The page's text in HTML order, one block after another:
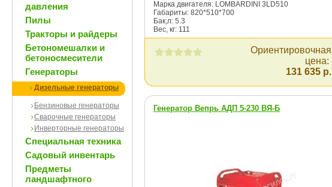
давления
Пилы
Тракторы и райдеры
Бетономешалки и
бетоносмесители
Генераторы
Дизельные генераторы
Бензиновые генераторы
Сварочные генераторы
Инверторные генераторы
Специальная техника
Садовый инвентарь
Предметы
ландшафтного
Марка двигателя: LOMBARDINI 3LD510
Габариты: 820*510*700
Бак,л: 5.3
Вес, кг: 111
Ориентировочная
цена:
131 635 р.
Генератор Вепрь АДП 5-230 ВЯ-Б